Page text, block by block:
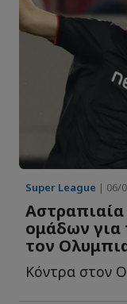
Super League | 06/
Αστραπιαία
ομάδων για
τον